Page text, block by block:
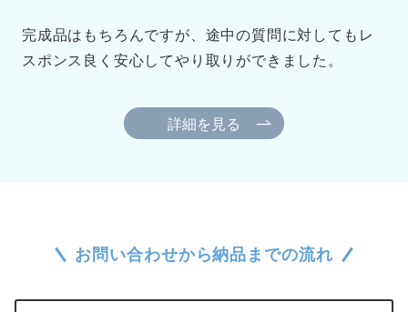
完成品はもちろんですが、途中の質問に対してもレ
スポンス良く安心してやり取りができました。
詳細を見る
お問い合わせから納品までの流れ